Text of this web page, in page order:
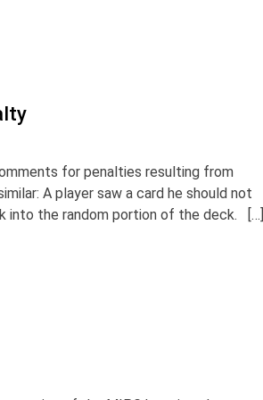
for penalties resulting from
A player saw a card he should not
into the random portion of the deck. […]